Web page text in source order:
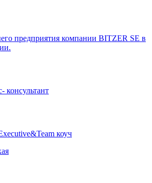
предприятия компании BITZER SE в
консультант
коуч